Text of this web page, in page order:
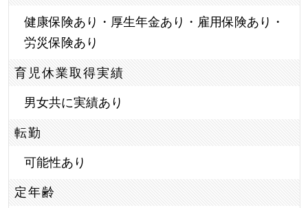
健康保険あり・厚生年金あり・雇用保険あり・
労災保険あり
育児休業取得実績
男女共に実績あり
転勤
可能性あり
定年齢